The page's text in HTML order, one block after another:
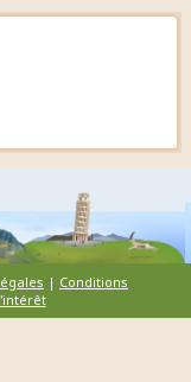
| Conditions